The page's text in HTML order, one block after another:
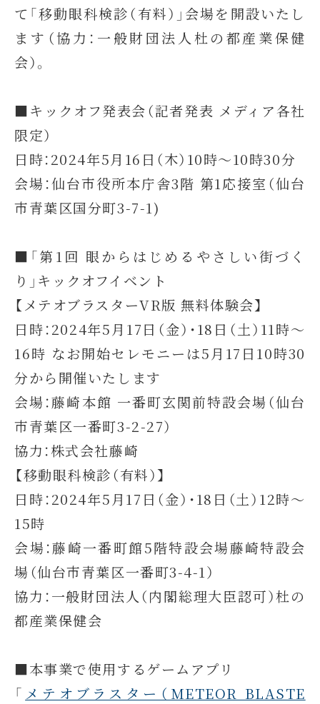
て「移動眼科検診（有料）」会場を開設いたし
ます（協力：一般財団法人杜の都産業保健
会）。
■キックオフ発表会（記者発表 メディア各社
限定）
日時：2024年5月16日（木）10時～10時30分
会場：仙台市役所本庁舎3階 第1応接室（仙台
市青葉区国分町3-7-1)
■「第1回 眼からはじめるやさしい街づく
り」キックオフイベント
【メテオブラスターVR版 無料体験会】
日時：2024年5月17日（金）・18日（土）11時～
16時 なお開始セレモニーは5月17日10時30
分から開催いたします
会場：藤崎本館 一番町玄関前特設会場（仙台
市青葉区一番町3-2-27）
協力：株式会社藤崎
【移動眼科検診（有料）】
日時：2024年5月17日（金）・18日（土）12時～
15時
会場：藤崎一番町館5階特設会場藤崎特設会
場（仙台市青葉区一番町3-4-1）
協力：一般財団法人（内閣総理大臣認可）杜の
都産業保健会
■本事業で使用するゲームアプリ
「 メテオブラスター（METEOR BLASTE